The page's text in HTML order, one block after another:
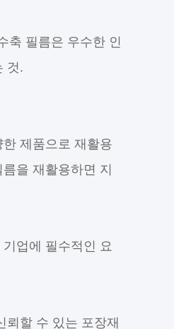
축 필름은 우수한 인
것.
제품으로 재활용
을 재활용하면 지
업에 필수적인 요
할 수 있는 포장재